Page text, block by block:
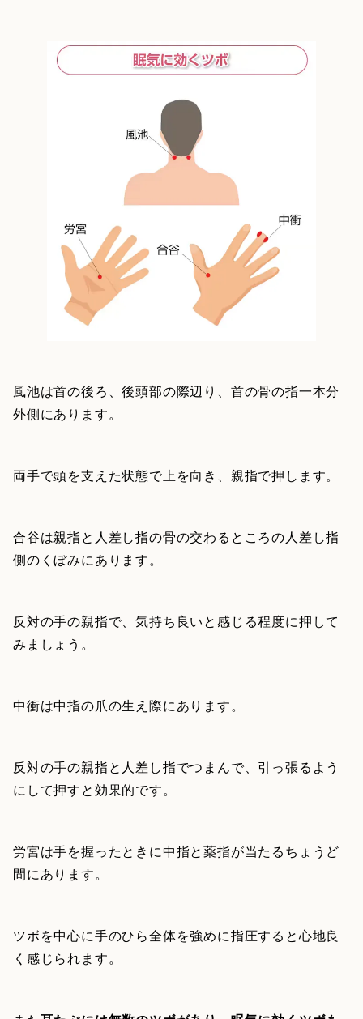
風池は首の後ろ、後頭部の際辺り、首の骨の指一本分
外側にあります。
両手で頭を支えた状態で上を向き、親指で押します。
合谷は親指と人差し指の骨の交わるところの人差し指
側のくぼみにあります。
反対の手の親指で、気持ち良いと感じる程度に押して
みましょう。
中衝は中指の爪の生え際にあります。
反対の手の親指と人差し指でつまんで、引っ張るよう
にして押すと効果的です。
労宮は手を握ったときに中指と薬指が当たるちょうど
間にあります。
ツボを中心に手のひら全体を強めに指圧すると心地良
く感じられます。